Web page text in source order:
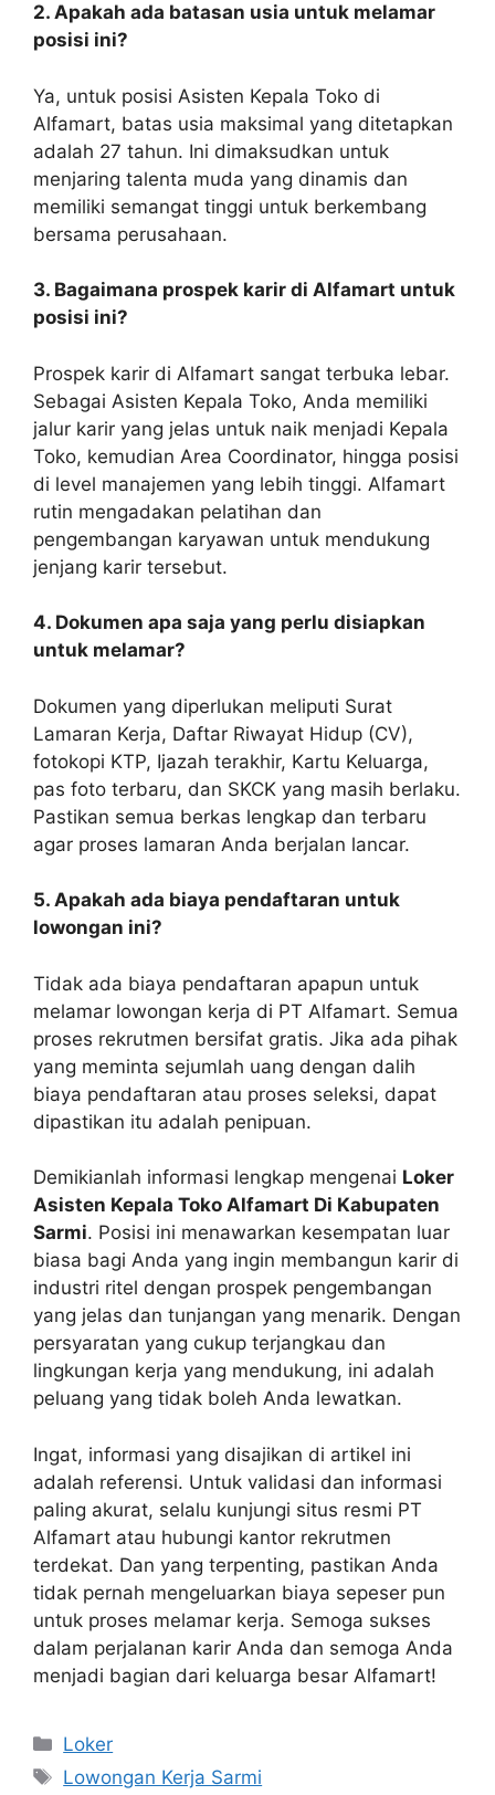
2. Apakah ada batasan usia untuk melamar
posisi ini?
Ya, untuk posisi Asisten Kepala Toko di
Alfamart, batas usia maksimal yang ditetapkan
adalah 27 tahun. Ini dimaksudkan untuk
menjaring talenta muda yang dinamis dan
memiliki semangat tinggi untuk berkembang
bersama perusahaan.
3. Bagaimana prospek karir di Alfamart untuk
posisi ini?
Prospek karir di Alfamart sangat terbuka lebar.
Sebagai Asisten Kepala Toko, Anda memiliki
jalur karir yang jelas untuk naik menjadi Kepala
Toko, kemudian Area Coordinator, hingga posisi
di level manajemen yang lebih tinggi. Alfamart
rutin mengadakan pelatihan dan
pengembangan karyawan untuk mendukung
jenjang karir tersebut.
4. Dokumen apa saja yang perlu disiapkan
untuk melamar?
Dokumen yang diperlukan meliputi Surat
Lamaran Kerja, Daftar Riwayat Hidup (CV),
fotokopi KTP, Ijazah terakhir, Kartu Keluarga,
pas foto terbaru, dan SKCK yang masih berlaku.
Pastikan semua berkas lengkap dan terbaru
agar proses lamaran Anda berjalan lancar.
5. Apakah ada biaya pendaftaran untuk
lowongan ini?
Tidak ada biaya pendaftaran apapun untuk
melamar lowongan kerja di PT Alfamart. Semua
proses rekrutmen bersifat gratis. Jika ada pihak
yang meminta sejumlah uang dengan dalih
biaya pendaftaran atau proses seleksi, dapat
dipastikan itu adalah penipuan.
Demikianlah informasi lengkap mengenai Loker
Asisten Kepala Toko Alfamart Di Kabupaten
Sarmi. Posisi ini menawarkan kesempatan luar
biasa bagi Anda yang ingin membangun karir di
industri ritel dengan prospek pengembangan
yang jelas dan tunjangan yang menarik. Dengan
persyaratan yang cukup terjangkau dan
lingkungan kerja yang mendukung, ini adalah
peluang yang tidak boleh Anda lewatkan.
Ingat, informasi yang disajikan di artikel ini
adalah referensi. Untuk validasi dan informasi
paling akurat, selalu kunjungi situs resmi PT
Alfamart atau hubungi kantor rekrutmen
terdekat. Dan yang terpenting, pastikan Anda
tidak pernah mengeluarkan biaya sepeser pun
untuk proses melamar kerja. Semoga sukses
dalam perjalanan karir Anda dan semoga Anda
menjadi bagian dari keluarga besar Alfamart!
Kategori
Loker
Tag
Lowongan Kerja Sarmi